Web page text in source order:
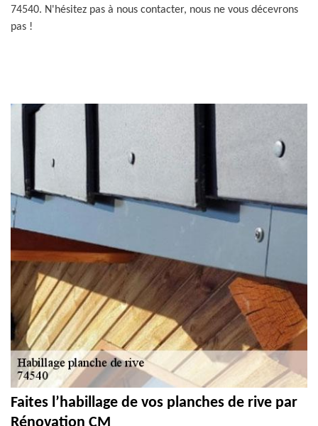
74540. N'hésitez pas à nous contacter, nous ne vous décevrons
pas !
Faites l’habillage de vos planches de rive par